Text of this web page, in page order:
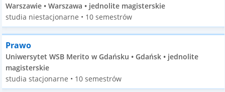
Warszawie • Warszawa • jednolite magisterskie
studia niestacjonarne • 10 semestrów
Prawo
Uniwersytet WSB Merito w Gdańsku • Gdańsk • jednolite
magisterskie
studia stacjonarne • 10 semestrów